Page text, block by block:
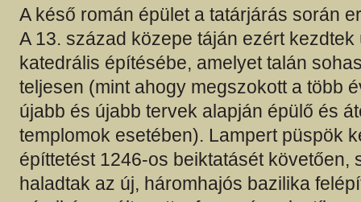
A késő román épület a tatárjárás során
A 13. század közepe táján ezért kezdtek
katedrális építésébe, amelyet talán
teljesen (mint ahogy megszokott a több
újabb és újabb tervek alapján épülő és
templomok esetében). Lampert püspök
építtetést 1246-os beiktatásét követően,
haladtak az új, háromhajós bazilika